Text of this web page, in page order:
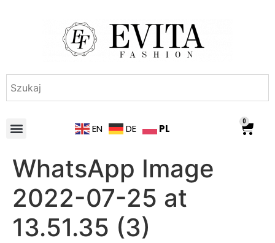
EN DE PL
0
WhatsApp Image
2022-07-25 at
13.51.35 (3)